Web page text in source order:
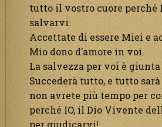
tutto il vostro cuore perché
salvarvi.
Accettate di essere Miei e
Mio dono d’amore in voi.
La salvezza per voi è
Succederà tutto, e tutto
non avrete più tempo per
perché IO, il Dio Vivente
per giudicarvi!